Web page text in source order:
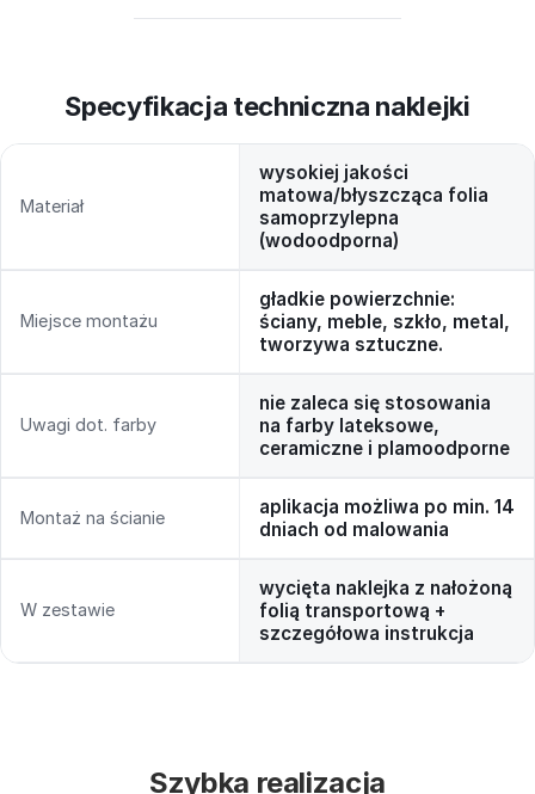
Specyfikacja techniczna naklejki
Materiał
wysokiej jakości
matowa/błyszcząca folia
samoprzylepna
(wodoodporna)
Miejsce montażu
gładkie powierzchnie:
ściany, meble, szkło, metal,
tworzywa sztuczne.
Uwagi dot. farby
nie zaleca się stosowania
na farby lateksowe,
ceramiczne i plamoodporne
Montaż na ścianie
aplikacja możliwa po min. 14
dniach od malowania
W zestawie
wycięta naklejka z nałożoną
folią transportową +
szczegółowa instrukcja
Szybka realizacja